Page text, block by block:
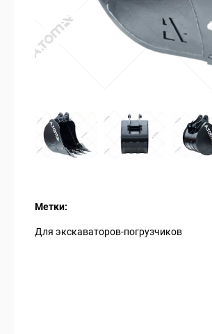
Метки:
Для экскаваторов-погрузчиков